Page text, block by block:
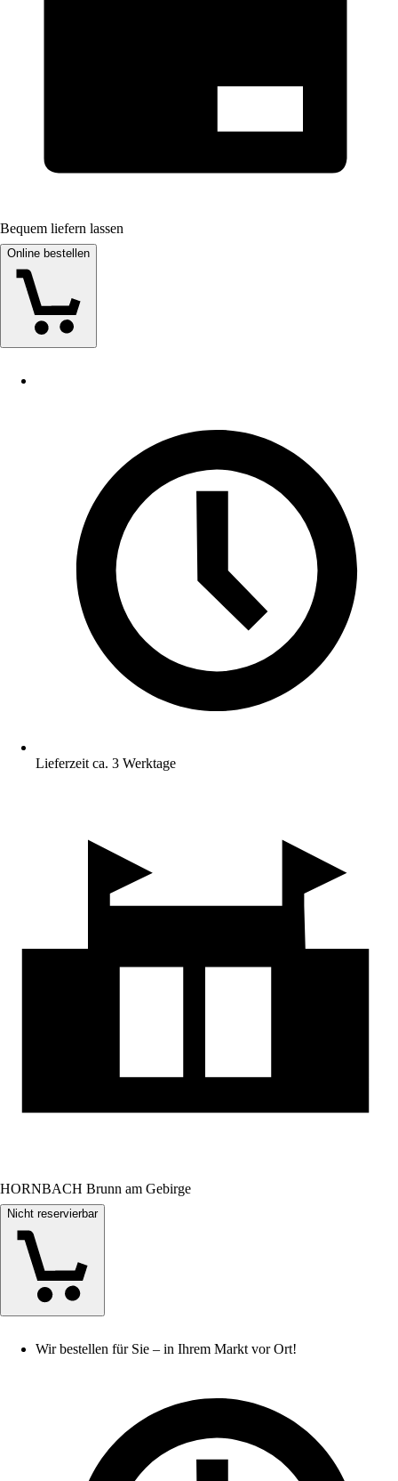
Bequem liefern lassen
Online bestellen
Lieferzeit ca. 3 Werktage
HORNBACH Brunn am Gebirge
Nicht reservierbar
Wir bestellen für Sie – in Ihrem Markt vor Ort!